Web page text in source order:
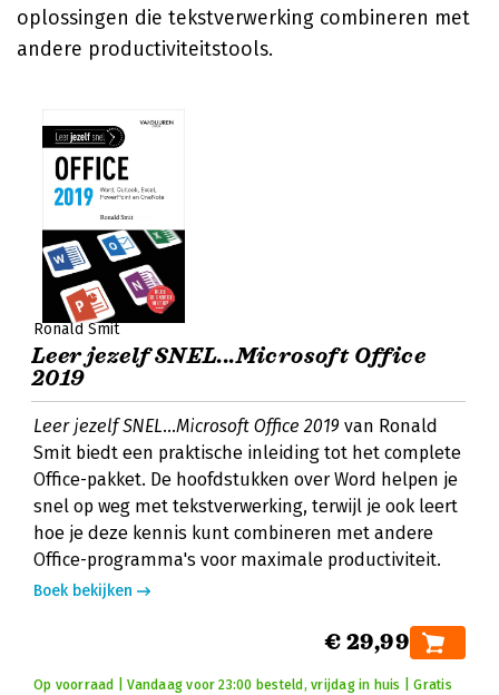
oplossingen die tekstverwerking combineren met
andere productiviteitstools.
Ronald Smit
Leer jezelf SNEL...Microsoft Office
2019
Leer jezelf SNEL...Microsoft Office 2019 van Ronald
Smit biedt een praktische inleiding tot het complete
Office-pakket. De hoofdstukken over Word helpen je
snel op weg met tekstverwerking, terwijl je ook leert
hoe je deze kennis kunt combineren met andere
Office-programma's voor maximale productiviteit.
Boek bekijken
€ 29,99
Op voorraad | Vandaag voor 23:00 besteld, vrijdag in huis | Gratis